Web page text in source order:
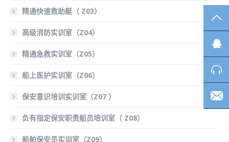
精通快速救助艇（ Z03）
高级消防实训室（Z04）
精通急救实训室（Z05）
船上医护实训室（Z06）
保安意识培训实训室（Z07 ）
负有指定保安职责船员培训室（ Z08）
船舶保安员实训室（Z09）